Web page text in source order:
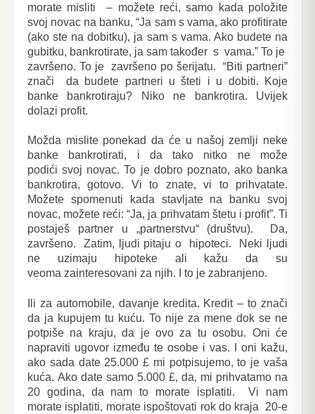
morate misliti – možete reći, samo kada položite
svoj novac na banku, “Ja sam s vama, ako profitirate
(ako ste na dobitku), ja sam s vama. Ako budete na
gubitku, bankrotirate, ja sam također s vama.” To je
završeno. To je završeno po šerijatu. “Biti partneri”
znači da budete partneri u šteti i u dobiti. Koje
banke bankrotiraju? Niko ne bankrotira. Uvijek
dolazi profit.
Možda mislite ponekad da će u našoj zemlji neke
banke bankrotirati, i da tako nitko ne može
podići svoj novac. To je dobro poznato, ako banka
bankrotira, gotovo. Vi to znate, vi to prihvatate.
Možete spomenuti kada stavljate na banku svoj
novac, možete reći: “Ja, ja prihvatam štetu i profit”. Ti
postaješ partner u „partnerstvu“ (društvu). Da,
završeno. Zatim, ljudi pitaju o hipoteci. Neki ljudi
ne uzimaju hipoteke ali kažu da su
veoma zainteresovani za njih. I to je zabranjeno.
Ili za automobile, davanje kredita. Kredit – to znači
da ja kupujem tu kuću. To nije za mene dok se ne
potpiše na kraju, da je ovo za tu osobu. Oni će
napraviti ugovor između te osobe i vas. I oni kažu,
ako sada date 25.000 £ mi potpisujemo, to je vaša
kuća. Ako date samo 5.000 £, da, mi prihvatamo na
20 godina, da nam to morate isplatiti. Vi nam
morate isplatiti, morate ispoštovati rok do kraja 20-e